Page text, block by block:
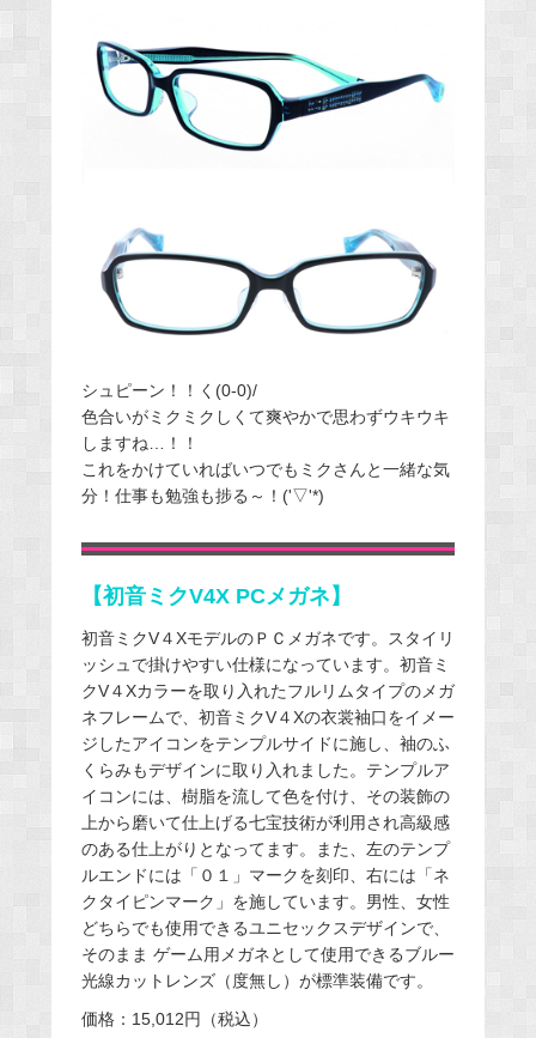
シュピーン！！く(0-0)/
色合いがミクミクしくて爽やかで思わずウキウキ
しますね…！！
これをかけていればいつでもミクさんと一緒な気
分！仕事も勉強も捗る～！('▽'*)
【初音ミクV4X PCメガネ】
初音ミクV４XモデルのＰＣメガネです。スタイリ
ッシュで掛けやすい仕様になっています。初音ミ
クV４Xカラーを取り入れたフルリムタイプのメガ
ネフレームで、初音ミクV４Xの衣裳袖口をイメー
ジしたアイコンをテンプルサイドに施し、袖のふ
くらみもデザインに取り入れました。テンプルア
イコンには、樹脂を流して色を付け、その装飾の
上から磨いて仕上げる七宝技術が利用され高級感
のある仕上がりとなってます。また、左のテンプ
ルエンドには「０１」マークを刻印、右には「ネ
クタイピンマーク」を施しています。男性、女性
どちらでも使用できるユニセックスデザインで、
そのまま ゲーム用メガネとして使用できるブルー
光線カットレンズ（度無し）が標準装備です。
価格：15,012円（税込）